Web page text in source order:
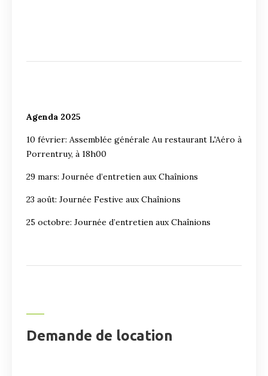
Agenda 2025
10 février: Assemblée générale Au restaurant L'Aéro à
Porrentruy, à 18h00
29 mars: Journée d’entretien aux Chaînions
23 août: Journée Festive aux Chaînions
25 octobre: Journée d’entretien aux Chaînions
Demande de location